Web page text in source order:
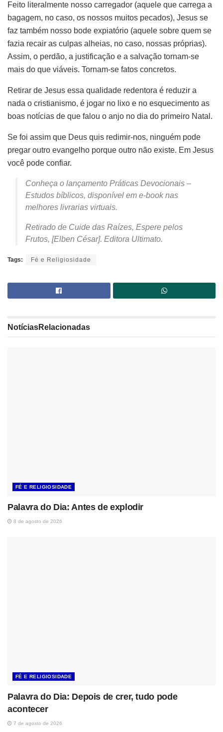
Feito literalmente nosso carregador (aquele que carrega a
bagagem, no caso, os nossos muitos pecados), Jesus se
faz também nosso bode expiatório (aquele sobre quem se
fazia recair as culpas alheias, no caso, nossas próprias).
Assim, o perdão, a justificação e a salvação tornam-se
mais do que viáveis. Tornam-se fatos concretos.
Retirar de Jesus essa qualidade redentora é reduzir a
nada o cristianismo, é jogar no lixo e no esquecimento as
boas notícias de que falou o anjo no dia do primeiro Natal.
Se foi assim que Deus quis redimir-nos, ninguém pode
pregar outro evangelho porque outro não existe. Em Jesus
você pode confiar.
Conheça o lançamento Práticas Devocionais –
Estudos bíblicos, disponível em e-book nas
melhores livrarias virtuais.
Retirado de Cuide das Raízes, Espere pelos
Frutos, [Elben César]. Editora Ultimato.
Tags: Fé e Religiosidade
NotíciasRelacionadas
FÉ E RELIGIOSIDADE
Palavra do Dia: Antes de explodir
8 de agosto de 2026
FÉ E RELIGIOSIDADE
Palavra do Dia: Depois de crer, tudo pode
acontecer
7 de agosto de 2026